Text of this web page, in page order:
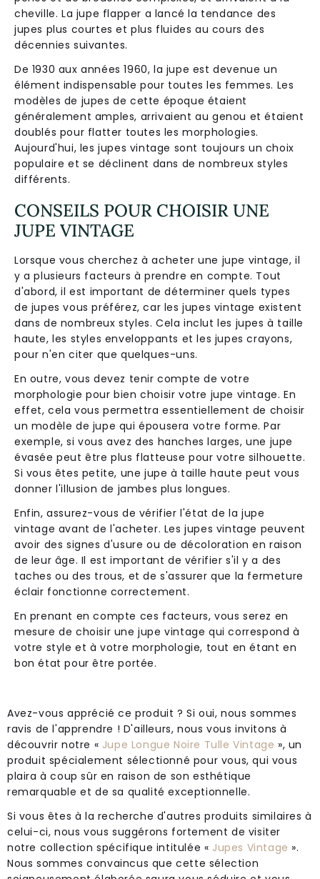
cheville. La jupe flapper a lancé la tendance des
jupes plus courtes et plus fluides au cours des
décennies suivantes.
De 1930 aux années 1960, la jupe est devenue un
élément indispensable pour toutes les femmes. Les
modèles de jupes de cette époque étaient
généralement amples, arrivaient au genou et étaient
doublés pour flatter toutes les morphologies.
Aujourd'hui, les jupes vintage sont toujours un choix
populaire et se déclinent dans de nombreux styles
différents.
CONSEILS POUR CHOISIR UNE
JUPE VINTAGE
Lorsque vous cherchez à acheter une jupe vintage, il
y a plusieurs facteurs à prendre en compte. Tout
d'abord, il est important de déterminer quels types
de jupes vous préférez, car les jupes vintage existent
dans de nombreux styles. Cela inclut les jupes à taille
haute, les styles enveloppants et les jupes crayons,
pour n'en citer que quelques-uns.
En outre, vous devez tenir compte de votre
morphologie pour bien choisir votre jupe vintage. En
effet, cela vous permettra essentiellement de choisir
un modèle de jupe qui épousera votre forme. Par
exemple, si vous avez des hanches larges, une jupe
évasée peut être plus flatteuse pour votre silhouette.
Si vous êtes petite, une jupe à taille haute peut vous
donner l'illusion de jambes plus longues.
Enfin, assurez-vous de vérifier l'état de la jupe
vintage avant de l'acheter. Les jupes vintage peuvent
avoir des signes d'usure ou de décoloration en raison
de leur âge. Il est important de vérifier s'il y a des
taches ou des trous, et de s'assurer que la fermeture
éclair fonctionne correctement.
En prenant en compte ces facteurs, vous serez en
mesure de choisir une jupe vintage qui correspond à
votre style et à votre morphologie, tout en étant en
bon état pour être portée.
Avez-vous apprécié ce produit ? Si oui, nous sommes
ravis de l'apprendre ! D'ailleurs, nous vous invitons à
découvrir notre « Jupe Longue Noire Tulle Vintage », un
produit spécialement sélectionné pour vous, qui vous
plaira à coup sûr en raison de son esthétique
remarquable et de sa qualité exceptionnelle.
Si vous êtes à la recherche d'autres produits similaires à
celui-ci, nous vous suggérons fortement de visiter
notre collection spécifique intitulée « Jupes Vintage ».
Nous sommes convaincus que cette sélection